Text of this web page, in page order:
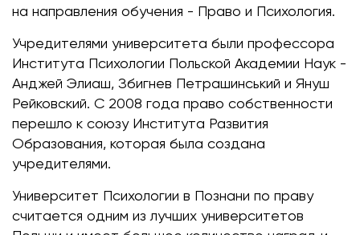
на направления обучения - Право и Психология.
Учредителями университета были профессора
Института Психологии Польской Академии Наук -
Анджей Элиаш, Збигнев Петрашинський и Януш
Рейковский. С 2008 года право собственности
перешло к союзу Института Развития
Образования, которая была создана
учредителями.
Университет Психологии в Познани по праву
считается одним из лучших университетов